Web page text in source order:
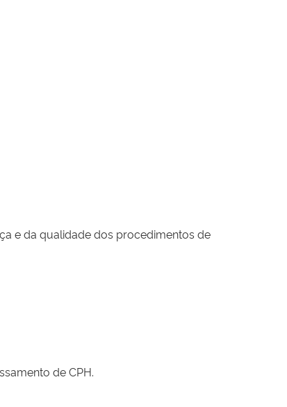
e da qualidade dos procedimentos de
de CPH.